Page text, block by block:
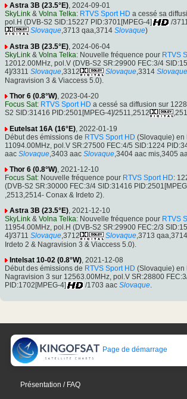
Astra 3B (23.5°E), 2024-09-01
SkyLink & Volna Telka: RTVS Sport HD a cessé sa
pol.H (DVB-S2 SID:15227 PID:3701[MPEG-4]
/
Slovaque,3713 qaa,3714 Slovaque)
Astra 3B (23.5°E), 2024-06-04
SkyLink & Volna Telka: Nouvelle fréquence pour RTVS
12012.00MHz, pol.V (DVB-S2 SR:29900 FEC:3/4
4]/3311 Slovaque,3312 Slovaque,3314 Slovaque
Nagravision 3 & Viaccess 5.0).
Thor 6 (0.8°W), 2023-04-20
Focus Sat: RTVS Sport HD a cessé sa diffusion sur
S2 SID:31416 PID:2501[MPEG-4]/2511,2512
Eutelsat 16A (16°E) , 2022-01-19
Début des émissions de RTVS Sport HD (Slovaquie) en
11094.00MHz, pol.V SR:27500 FEC:4/5 SID:1224
aac Slovaque,3403 aac Slovaque,3404 aac mis,3405
Thor 6 (0.8°W), 2021-12-10
Focus Sat: Nouvelle fréquence pour RTVS Sport HD:
(DVB-S2 SR:30000 FEC:3/4 SID:31416
,2513,2514- Conax & Irdeto 2).
Astra 3B (23.5°E), 2021-12-10
SkyLink & Volna Telka: Nouvelle fréquence pour RTVS
11954.00MHz, pol.H (DVB-S2 SR:29900 FEC:2/3
4]/3711 Slovaque,3712 Slovaque,3713 qaa,3714
Irdeto 2 & Nagravision 3 & Viaccess 5.0).
Intelsat 10-02 (0.8°W) , 2021-12-08
Début des émissions de RTVS Sport HD (Slovaquie) en
Nagravision 3 sur 12563.00MHz, pol.V SR:28800
PID:1702[MPEG-4]
/1703 aac Slovaque
Page de démarrage
Présentation / FAQ